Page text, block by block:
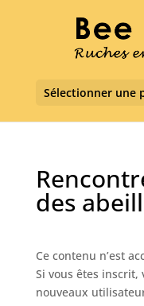
Sélectionner une
des
Ce contenu n’est
Si vous êtes inscrit,
nouveaux